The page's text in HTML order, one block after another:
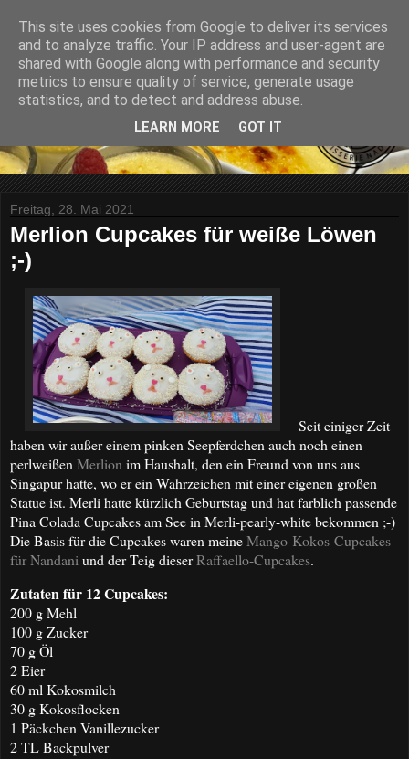
Freitag, 28. Mai 2021
Merlion Cupcakes für weiße Löwen
;-)
Seit einiger Zeit
haben wir außer einem pinken Seepferdchen auch noch einen
perlweißen Merlion im Haushalt, den ein Freund von uns aus
Singapur hatte, wo er ein Wahrzeichen mit einer eigenen großen
Statue ist. Merli hatte kürzlich Geburtstag und hat farblich passende
Pina Colada Cupcakes am See in Merli-pearly-white bekommen ;-)
Die Basis für die Cupcakes waren meineMango-Kokos-Cupcakes
für Nandani und der Teig dieserRaffaello-Cupcakes.
Zutaten für 12 Cupcakes:
200 g Mehl
100 g Zucker
70 g Öl
2 Eier
60 ml Kokosmilch
30 g Kokosflocken
1 Päckchen Vanillezucker
2 TL Backpulver
This site uses cookies from Google to deliver its services
and to analyze traffic. Your IP address and user-agent are
shared with Google along with performance and security
metrics to ensure quality of service, generate usage
statistics, and to detect and address abuse.
LEARN MORE GOT IT